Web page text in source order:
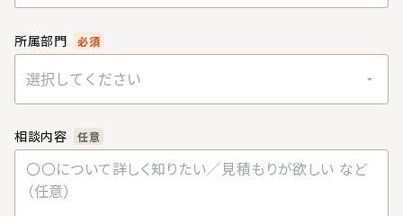
所属部門 必須
選択してください
相談内容 任意